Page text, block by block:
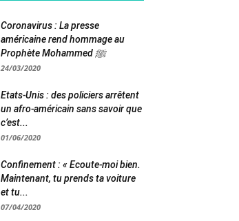
Coronavirus : La presse
américaine rend hommage au
Prophète Mohammed ﷺ
24/03/2020
Etats-Unis : des policiers arrêtent
un afro-américain sans savoir que
c’est...
01/06/2020
Confinement : « Ecoute-moi bien.
Maintenant, tu prends ta voiture
et tu...
07/04/2020